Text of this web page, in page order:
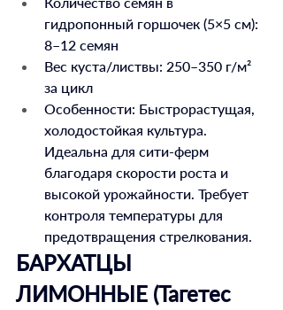
гидропонный горшочек (5×5 см):
8–12 семян
Вес куста/листвы: 250–350 г/м²
за цикл
Особенности: Быстрорастущая,
холодостойкая культура.
Идеальна для сити-ферм
благодаря скорости роста и
высокой урожайности. Требует
контроля температуры для
предотвращения стрелкования.
БАРХАТЦЫ
ЛИМОННЫЕ (Тагетес